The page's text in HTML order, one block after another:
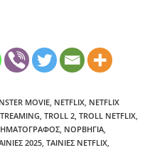
MOVIE, NETFLIX, NETFLIX
, TROLL 2, TROLL NETFLIX,
, ΝΟΡΒΗΓΊΑ,
2025, ΤΑΙΝΊΕΣ NETFLIX,